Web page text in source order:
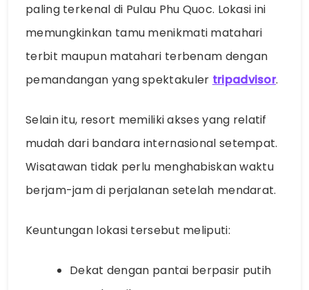
paling terkenal di Pulau Phu Quoc. Lokasi ini
memungkinkan tamu menikmati matahari
terbit maupun matahari terbenam dengan
pemandangan yang spektakuler tripadvisor.
Selain itu, resort memiliki akses yang relatif
mudah dari bandara internasional setempat.
Wisatawan tidak perlu menghabiskan waktu
berjam-jam di perjalanan setelah mendarat.
Keuntungan lokasi tersebut meliputi:
Dekat dengan pantai berpasir putih